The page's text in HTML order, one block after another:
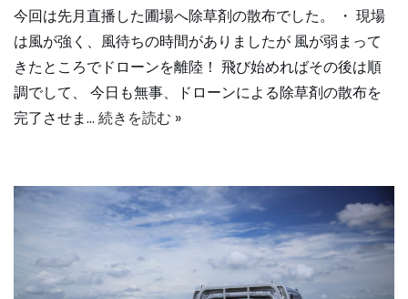
今回は先月直播した圃場へ除草剤の散布でした。 ・ 現場
は風が強く、風待ちの時間がありましたが 風が弱まって
きたところでドローンを離陸！ 飛び始めればその後は順
調でして、 今日も無事、ドローンによる除草剤の散布を
完了させま… 続きを読む »